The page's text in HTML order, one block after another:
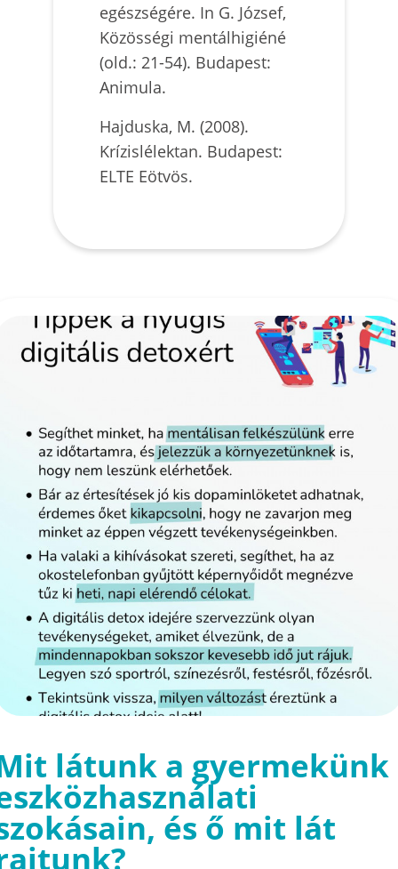
egészségére. In G. József,
Közösségi mentálhigiéné
(old.: 21-54). Budapest:
Animula.
Hajduska, M. (2008).
Krízislélektan. Budapest:
ELTE Eötvös.
látunk a gyermekünk
és ő mit lát